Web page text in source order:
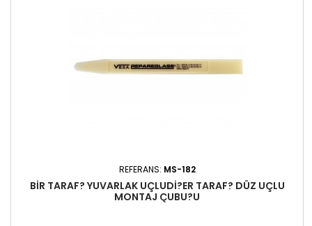
REFERANS: MS-182
BIR TARAF? YUVARLAK UÇLUDI?ER TARAF? DÜZ UÇLU
MONTAJ ÇUBU?U